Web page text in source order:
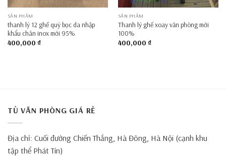
SẢN PHẨM
thanh lý 12 ghế quỳ bọc da nhập
khẩu chân inox mới 95%
400,000 ₫
SẢN PHẨM
Thanh lý ghế xoay văn phòng mới
100%
400,000 ₫
TỦ VĂN PHÒNG GIÁ RẺ
Địa chỉ: Cuối đường Chiến Thắng, Hà Đông, Hà Nội (cạnh khu
tập thể Phát Tín)